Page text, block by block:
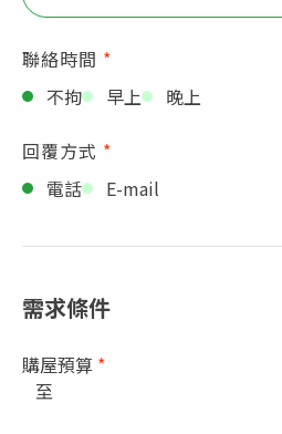
聯絡時間 *
不拘
早上 晚上
回覆方式 *
電話
E-mail
需求條件
購屋預算 *
至